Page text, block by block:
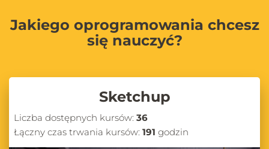
Jakiego oprogramowania chcesz
się nauczyć?
Sketchup
Liczba dostępnych kursów: 36
Łączny czas trwania kursów: 191 godzin